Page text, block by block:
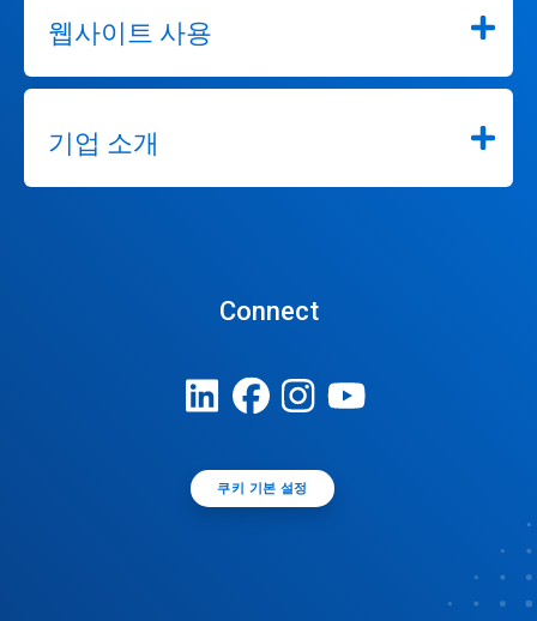
웹사이트 사용
기업 소개
Connect
쿠키 기본 설정